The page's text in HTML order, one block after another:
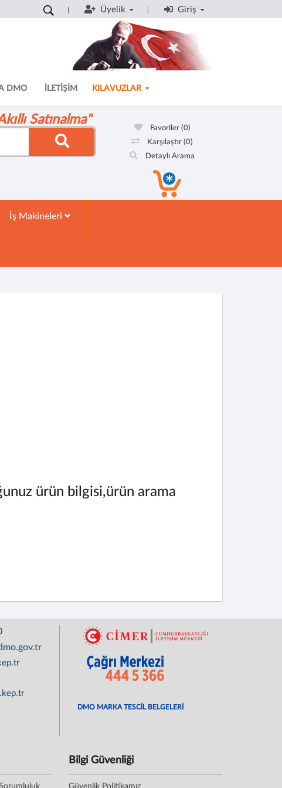
Üyelik Giriş
DMO İLETİŞİM KILAVUZLAR
Satınalma"
Favoriler (0)
Karşılaştır (0)
Detaylı Arama
İş Makineleri
ürün bilgisi,ürün arama
DMO MARKA TESCİL BELGELERİ
Bilgi Güvenliği
Güvenlik Politikamız